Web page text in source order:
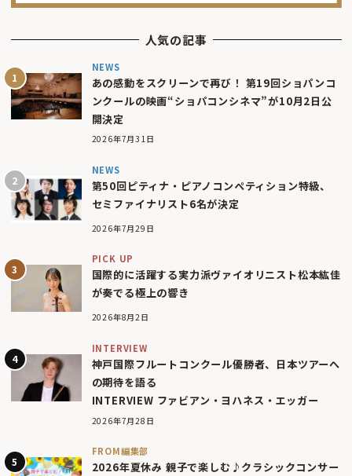
人気の記事
NEWS
あの感動をスクリーンで再び！ 第19回ショパンコ
ンクールの映画“ショパコンシネマ”が10月2日公
開決定
2026年7月31日
NEWS
第50回ピティナ・ピアノコンペティション特級、
セミファイナリスト6名が決定
2026年7月29日
PICK UP
国際的に活躍する実力派ヴァイオリニスト松本紘佳
が奏でる極上の響き
2026年8月2日
INTERVIEW
神戸国際フルートコンクール優勝者、日本ツアーへ
の期待を語る
INTERVIEW ファビアン・ヨハネス・エッガー
2026年7月28日
FROM編集部
2026年夏休み 親子で楽しむ♪クラシックコンサー